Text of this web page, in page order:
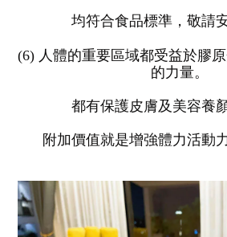
均符合食品標準，敬請
(6) 人體的重要區域都受益於膠
的力量。
都有保護皮膚及美容養
附加價值就是增強體力活動